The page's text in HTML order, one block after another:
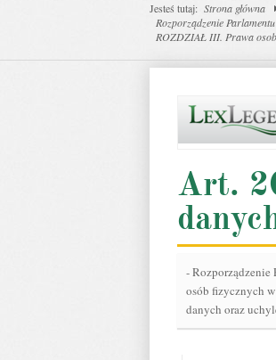
Jesteś tutaj: Strona główna
Rozporządzenie
ROZDZIAŁ III. Prawa
Art.
-Rozporządzenie
osób fizycznych
danych oraz